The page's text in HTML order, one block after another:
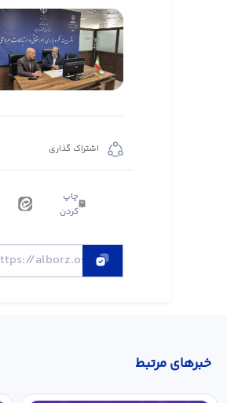
اشتراک گذاری
چاپ
کردن
خبر‌های مرتبط